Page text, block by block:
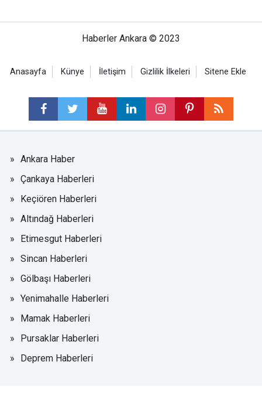
Haberler Ankara © 2023
Anasayfa Künye İletişim Gizlilik İlkeleri Sitene Ekle
Ankara Haber
Çankaya Haberleri
Keçiören Haberleri
Altındağ Haberleri
Etimesgut Haberleri
Sincan Haberleri
Gölbaşı Haberleri
Yenimahalle Haberleri
Mamak Haberleri
Pursaklar Haberleri
Deprem Haberleri